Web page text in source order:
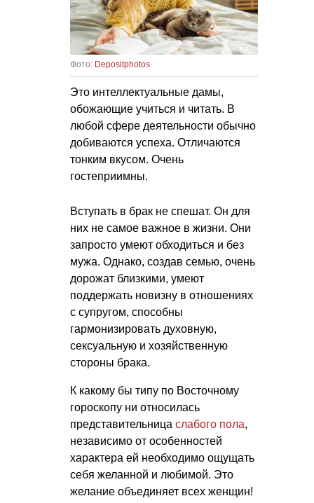
Фото: Depositphotos
Это интеллектуальные дамы,
обожающие учиться и читать. В
любой сфере деятельности обычно
добиваются успеха. Отличаются
тонким вкусом. Очень
гостеприимны.
Вступать в брак не спешат. Он для
них не самое важное в жизни. Они
запросто умеют обходиться и без
мужа. Однако, создав семью, очень
дорожат близкими, умеют
поддержать новизну в отношениях
с супругом, способны
гармонизировать духовную,
сексуальную и хозяйственную
стороны брака.
К какому бы типу по Восточному
гороскопу ни относилась
представительница слабого пола,
независимо от особенностей
характера ей необходимо ощущать
себя желанной и любимой. Это
желание объединяет всех женщин!